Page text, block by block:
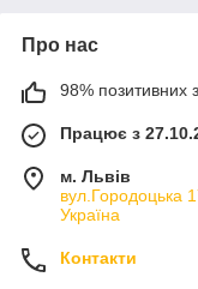
Про нас
98% позитивних з
Працює з
м. Львів
вул.Городоцька
Україна
Контакти